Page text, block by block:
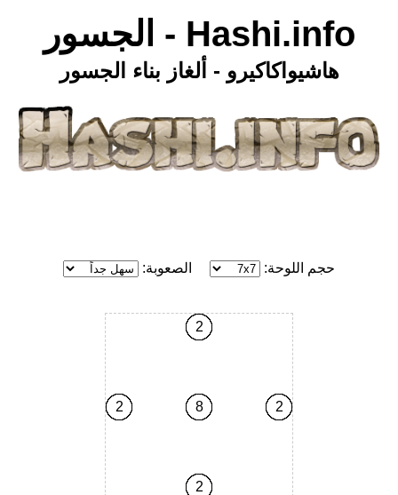
Hashi.info - الجسور
هاشيواكاكيرو - ألغاز بناء الجسور
حجم اللوحة: الصعوبة:
2
2 8 2
2